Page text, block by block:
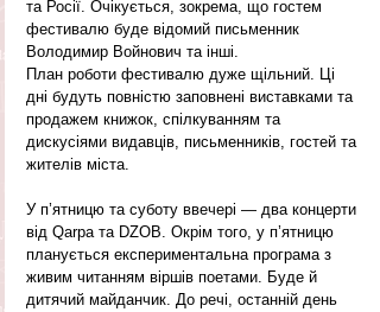
та Росії. Очікується, зокрема, що гостем
фестивалю буде відомий письменник
Володимир Войнович та інші.
План роботи фестивалю дуже щільний. Ці
дні будуть повністю заповнені виставками та
продажем книжок, спілкуванням та
дискусіями видавців, письменників, гостей та
жителів міста.
У п’ятницю та суботу ввечері — два концерти
від Qarpa та DZOB. Окрім того, у п’ятницю
планується експериментальна програма з
живим читанням віршів поетами. Буде й
дитячий майданчик. До речі, останній день